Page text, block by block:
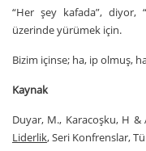
“Her şey kafada”,
üzerinde yürümek için.
Bizim içinse; ha, ip olmuş,
Kaynak
Duyar, M., Karacoşku, H &
Liderlik, Seri Konfrenslar,